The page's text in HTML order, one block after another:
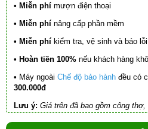
• Miễn phí mượn điện thoại
• Miễn phí nâng cấp phần mềm
• Miễn phí kiểm tra, vệ sinh và báo
• Hoàn tiền 100% nếu khách hàng
• Máy ngoài Chế độ bảo hành đều có
300.000đ
Lưu ý: Giá trên đã bao gồm công